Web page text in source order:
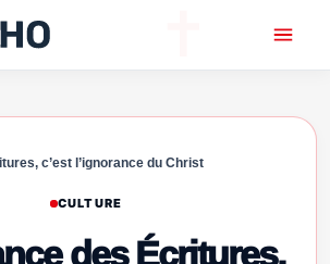
c’est l’ignorance du Christ
CULTURE
des Écritures,